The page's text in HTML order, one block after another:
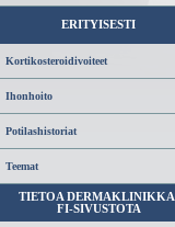
ERITYISESTI
Kortikosteroidivoiteet
Ihonhoito
Potilashistoriat
Teemat
TIETOA
FI-SIVUSTOTA